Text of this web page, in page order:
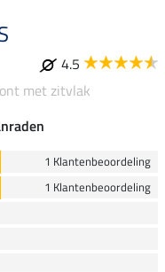
4.5
met zitvlak
1 Klantenbeoordeling
1 Klantenbeoordeling